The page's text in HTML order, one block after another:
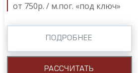
от 750р. / м.пог. «под ключ»
ПОДРОБНЕЕ
РАССЧИТАТЬ